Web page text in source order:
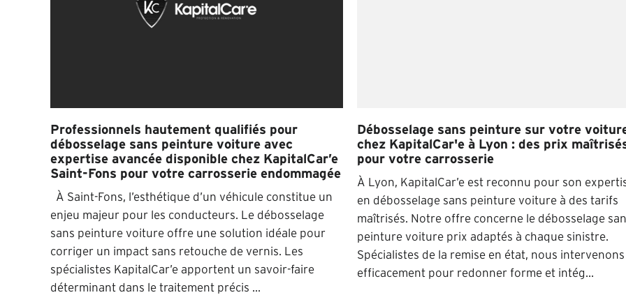
Professionnels hautement qualifiés pour
débosselage sans peinture voiture avec
expertise avancée disponible chez KapitalCar’e
Saint-Fons pour votre carrosserie endommagée
À Saint-Fons, l’esthétique d’un véhicule constitue un
enjeu majeur pour les conducteurs. Le débosselage
sans peinture voiture offre une solution idéale pour
corriger un impact sans retouche de vernis. Les
spécialistes KapitalCar’e apportent un savoir-faire
déterminant dans le traitement précis ...
Débosselage sans peinture sur votre
chez KapitalCar'e à Lyon : des prix
pour votre carrosserie
À Lyon, KapitalCar’e est reconnu pour son
en débosselage sans peinture voiture à des tarifs
maîtrisés. Notre offre concerne le débosselage
peinture voiture prix adaptés à chaque sinistre.
Spécialistes de la remise en état, nous intervenons
efficacement pour redonner forme et intég...